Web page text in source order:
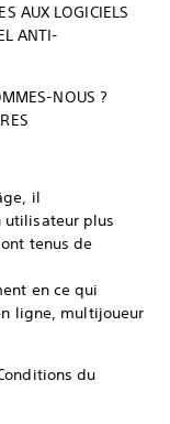
AUX LOGICIELS
ANTI-
NOUS ?
il
utilisateur plus
tenus de
en ce qui
ligne, multijoueur
du